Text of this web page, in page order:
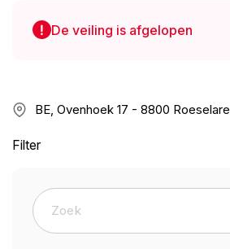
De veiling is afgelopen
BE, Ovenhoek 17 - 8800 Roeselare
Filter